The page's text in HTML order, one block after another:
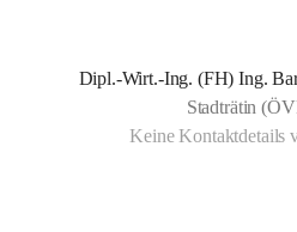
Dipl.-Wirt.-Ing. (FH) Ing.
Stadträtin
Keine Kontaktdetails